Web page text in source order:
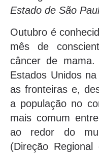
Estado de São
Outubro é
mês de
câncer de
Estados Unidos
as fronteiras e,
a população no
mais comum
ao redor do
(Direção